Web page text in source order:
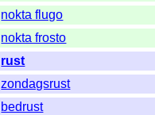
nokta flugo
nokta frosto
rust
zondagsrust
bedrust